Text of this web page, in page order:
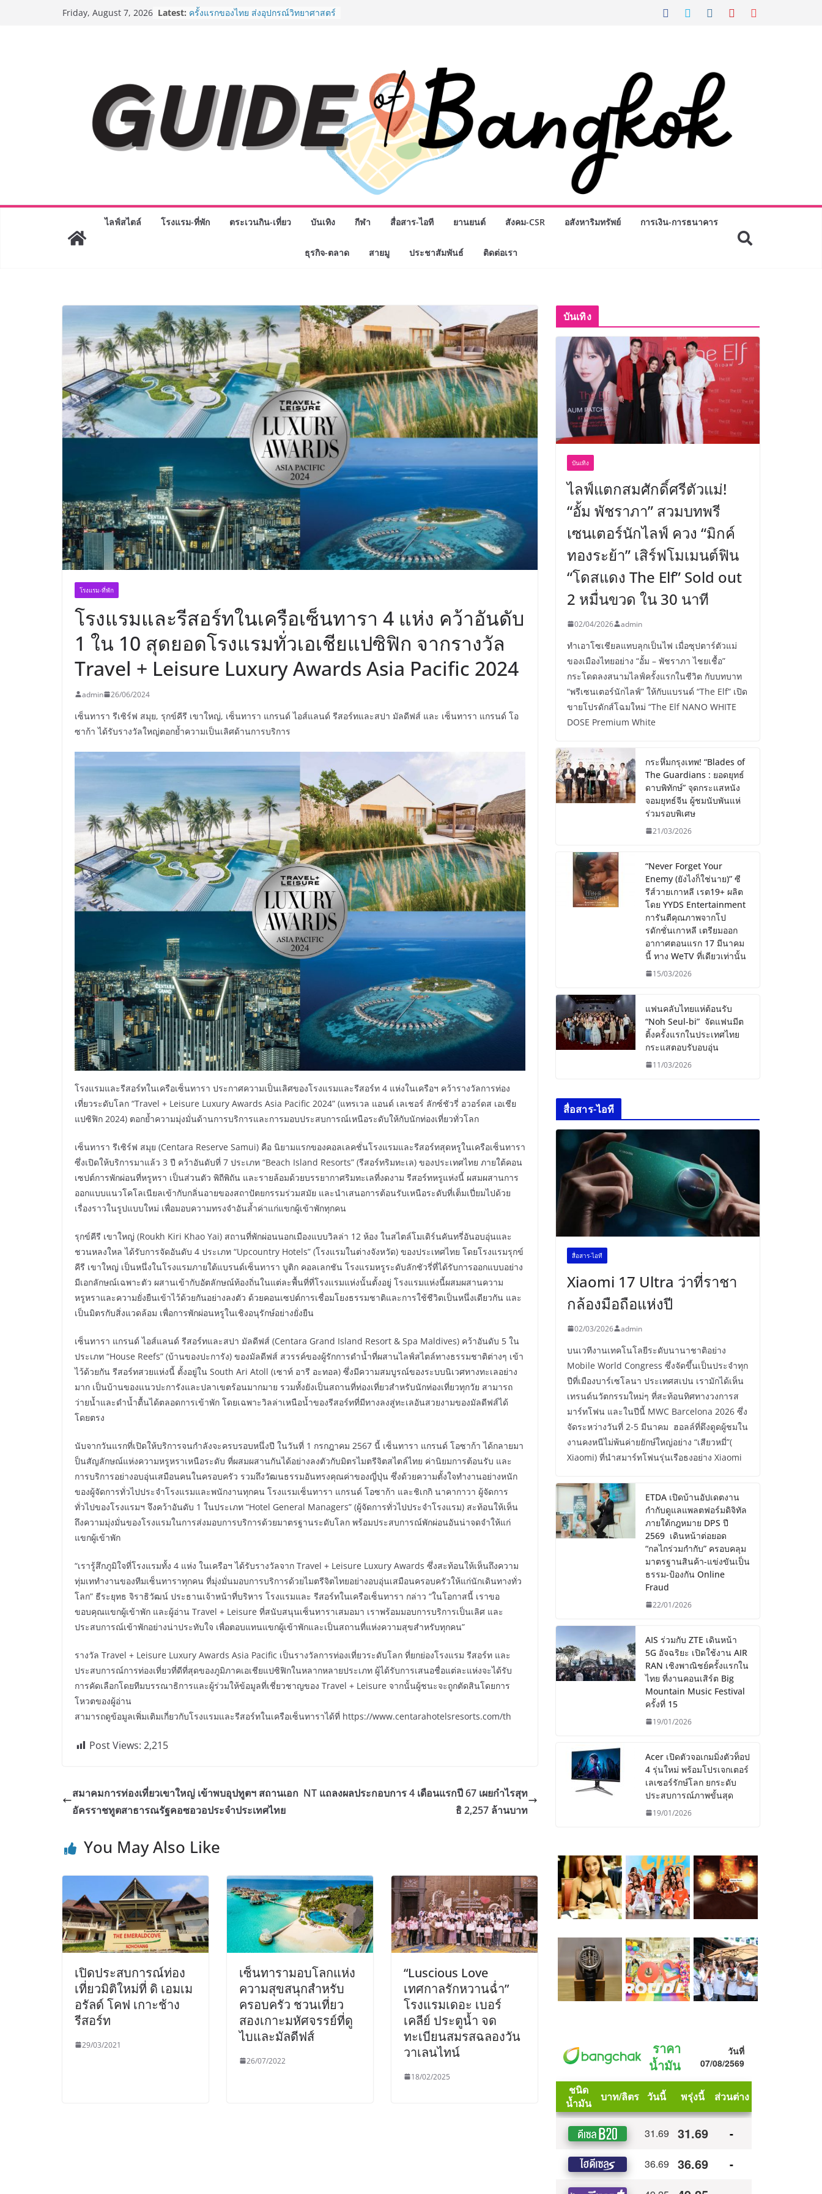
Friday, August 7, 2026 Latest:
“ตลาดดอกไม้สี่มุมเมือง” ศูนย์รวมดอกไม้
สด ดอกไม้ประดิษฐ์ พวงมาลัย และสังฆ
สำรวจดวงจันทร์ 24 สิงหาคมนี้
8.8 “ซูเลียน” รวมพลังนักธุรกิจทั่ว
ประเทศ จัดประชุมใหญ่แห่งปี พบ CEO
“ดร.ปิยะวัฒน์” ถ่ายทอดวิสัยทัศน์ธุรกิจ
พร้อมฟรีคอนเสิร์ต “โชค รถแห่” ยกวง
AirAsia X SEE FAH พันธมิตรทางธุรกิจ
BEDO เดินหน้าจัดกิจกรรมเจรจาธุรกิจ
“BIO TRADE CONNECT 2026” ยก
ระดับผลิตภัณฑ์ท้องถิ่นสู่ตลาดเชิง
ไลฟ์สไตล์ โรงแรม-ที่พัก ตระเวนกิน-เที่ยว บันเทิง กีฬา สื่อสาร-ไอที ยานยนต์ สังคม-CSR อสังหาริมทรัพย์ การเงิน-การธนาคาร
ธุรกิจ-ตลาด สายมู ประชาสัมพันธ์ ติดต่อเรา
โรงแรม-ที่พัก
โรงแรมและรีสอร์ทในเครือเซ็นทารา 4 แห่ง คว้าอันดับ
1 ใน 10 สุดยอดโรงแรมทั่วเอเชียแปซิฟิก จากรางวัล
Travel + Leisure Luxury Awards Asia Pacific 2024
admin 26/06/2024
เซ็นทารา รีเซิร์ฟ สมุย, รุกข์คีรี เขาใหญ่, เซ็นทารา แกรนด์ ไอส์แลนด์ รีสอร์ทและสปา มัลดีฟส์ และ เซ็นทารา แกรนด์ โอ
ซาก้า ได้รับรางวัลใหญ่ตอกย้ำความเป็นเลิศด้านการบริการ
โรงแรมและรีสอร์ทในเครือเซ็นทารา ประกาศความเป็นเลิศของโรงแรมและรีสอร์ท 4 แห่งในเครือฯ คว้ารางวัลการท่อง
เที่ยวระดับโลก “Travel + Leisure Luxury Awards Asia Pacific 2024” (แทรเวล แอนด์ เลเชอร์ ลักซ์ชัวรี่ อวอร์ดส เอเชีย
แปซิฟิก 2024) ตอกย้ำความมุ่งมั่นด้านการบริการและการมอบประสบการณ์เหนือระดับให้กับนักท่องเที่ยวทั่วโลก
เซ็นทารา รีเซิร์ฟ สมุย (Centara Reserve Samui) คือ นิยามแรกของคอลเลคชั่นโรงแรมและรีสอร์ทสุดหรูในเครือเซ็นทารา
ซึ่งเปิดให้บริการมาแล้ว 3 ปี คว้าอันดับที่ 7 ประเภท “Beach Island Resorts” (รีสอร์ทริมทะเล) ของประเทศไทย ภายใต้คอน
เซปต์การพักผ่อนที่หรูหรา เป็นส่วนตัว พิถีพิถัน และรายล้อมด้วยบรรยากาศริมทะเลที่งดงาม รีสอร์ทหรูแห่งนี้ ผสมผสานการ
ออกแบบแนวโคโลเนียลเข้ากับกลิ่นอายของสถาปัตยกรรมร่วมสมัย และนำเสนอการต้อนรับเหนือระดับที่เต็มเปี่ยมไปด้วย
เรื่องราวในรูปแบบใหม่ เพื่อมอบความทรงจำอันล้ำค่าแก่แขกผู้เข้าพักทุกคน
รุกข์คีรี เขาใหญ่ (Roukh Kiri Khao Yai) สถานที่พักผ่อนนอกเมืองแบบวิลล่า 12 ห้อง ในสไตล์โมเดิร์นคันทรี่อันอบอุ่นและ
ชวนหลงใหล ได้รับการจัดอันดับ 4 ประเภท “Upcountry Hotels” (โรงแรมในต่างจังหวัด) ของประเทศไทย โดยโรงแรมรุกข์
คีรี เขาใหญ่ เป็นหนึ่งในโรงแรมภายใต้แบรนด์เซ็นทารา บูติก คอลเลกชัน โรงแรมหรูระดับลักชัวรี่ที่ได้รับการออกแบบอย่าง
มีเอกลักษณ์เฉพาะตัว ผสานเข้ากับอัตลักษณ์ท้องถิ่นในแต่ละพื้นที่ที่โรงแรมแห่งนั้นตั้งอยู่ โรงแรมแห่งนี้ผสมผสานความ
หรูหราและความยั่งยืนเข้าไว้ด้วยกันอย่างลงตัว ด้วยคอนเซปต์การเชื่อมโยงธรรมชาติและการใช้ชีวิตเป็นหนึ่งเดียวกัน และ
เป็นมิตรกับสิ่งแวดล้อม เพื่อการพักผ่อนหรูในเชิงอนุรักษ์อย่างยั่งยืน
เซ็นทารา แกรนด์ ไอส์แลนด์ รีสอร์ทและสปา มัลดีฟส์ (Centara Grand Island Resort & Spa Maldives) คว้าอันดับ 5 ใน
ประเภท “House Reefs” (บ้านของปะการัง) ของมัลดีฟส์ สวรรค์ของผู้รักการดำน้ำที่ผสานไลฟ์สไตล์ทางธรรมชาติต่างๆ เข้า
ไว้ด้วยกัน รีสอร์ทสวยแห่งนี้ ตั้งอยู่ใน South Ari Atoll (เซาท์ อารี อะทอล) ซึ่งมีความสมบูรณ์ของระบบนิเวศทางทะเลอย่าง
มาก เป็นบ้านของแนวปะการังและปลาเขตร้อนมากมาย รวมทั้งยังเป็นสถานที่ท่องเที่ยวสำหรับนักท่องเที่ยวทุกวัย สามารถ
ว่ายน้ำและดำน้ำตื้นได้ตลอดการเข้าพัก โดยเฉพาะวิลล่าเหนือน้ำของรีสอร์ทที่มีทางลงสู่ทะเลอันสวยงามของมัลดีฟส์ได้
โดยตรง
นับจากวันแรกที่เปิดให้บริการจนกำลังจะครบรอบหนึ่งปี ในวันที่ 1 กรกฎาคม 2567 นี้ เซ็นทารา แกรนด์ โอซาก้า ได้กลายมา
ป็นสัญลักษณ์แห่งความหรูหราเหนือระดับ ที่ผสมผสานกันได้อย่างลงตัวกับมิตรไมตรีจิตสไตล์ไทย ค่านิยมการต้อนรับ และ
การบริการอย่างอบอุ่นเสมือนคนในครอบครัว รวมถึงวัฒนธรรมอันทรงคุณค่าของญี่ปุ่น ซึ่งด้วยความตั้งใจทำงานอย่างหนัก
ของผู้จัดการทั่วไปประจำโรงแรมและพนักงานทุกคน โรงแรมเซ็นทารา แกรนด์ โอซาก้า และชิเกกิ นาคากาวา ผู้จัดการ
ทั่วไปของโรงแรมฯ จึงคว้าอันดับ 1 ในประเภท “Hotel General Managers” (ผู้จัดการทั่วไปประจำโรงแรม) สะท้อนให้เห็น
ถึงความมุ่งมั่นของโรงแรมในการส่งมอบการบริการด้วยมาตรฐานระดับโลก พร้อมประสบการณ์พักผ่อนอันน่าจดจำให้แก่
แขกผู้เข้าพัก
“เรารู้สึกภูมิใจที่โรงแรมทั้ง 4 แห่ง ในเครือฯ ได้รับรางวัลจาก Travel + Leisure Luxury Awards ซึ่งสะท้อนให้เห็นถึงความ
ทุ่มเททำงานของทีมเซ็นทาราทุกคน ที่มุ่งมั่นมอบการบริการด้วยไมตรีจิตไทยอย่างอบอุ่นเสมือนครอบครัวให้แก่นักเดินทางทั่ว
โลก” ธีระยุทธ จิราธิวัฒน์ ประธานเจ้าหน้าที่บริหาร โรงแรมและ รีสอร์ทในเครือเซ็นทารา กล่าว “ในโอกาสนี้ เราขอ
ขอบคุณแขกผู้เข้าพัก และผู้อ่าน Travel + Leisure ที่สนับสนุนเซ็นทาราเสมอมา เราพร้อมมอบการบริการเป็นเลิศ และ
ประสบการณ์เข้าพักอย่างน่าประทับใจ เพื่อตอบแทนแขกผู้เข้าพักและเป็นสถานที่แห่งความสุขสำหรับทุกคน”
รางวัล Travel + Leisure Luxury Awards Asia Pacific เป็นรางวัลการท่องเที่ยวระดับโลก ที่ยกย่องโรงแรม รีสอร์ท และ
ประสบการณ์การท่องเที่ยวที่ดีที่สุดของภูมิภาคเอเชียแปซิฟิกในหลากหลายประเภท ผู้ได้รับการเสนอชื่อแต่ละแห่งจะได้รับ
การคัดเลือกโดยทีมบรรณาธิการและผู้ร่วมให้ข้อมูลที่เชี่ยวชาญของ Travel + Leisure จากนั้นผู้ชนะจะถูกตัดสินโดยการ
โหวตของผู้อ่าน
สามารถดูข้อมูลเพิ่มเติมเกี่ยวกับโรงแรมและรีสอร์ทในเครือเซ็นทาราได้ที่ https://www.centarahotelsresorts.com/th
Post Views: 2,215
สมาคมการท่องเที่ยวเขาใหญ่ เข้าพบอุปทูตฯ สถานเอก
อัครราชทูตสาธารณรัฐคอซอวอประจำประเทศไทย
NT แถลงผลประกอบการ 4 เดือนแรกปี 67 เผยกำไรสุท
ธิ 2,257 ล้านบาท
You May Also Like
เปิดประสบการณ์ท่อง
เที่ยวมิติใหม่ที่ ดิ เอมเม
อรัลด์ โคฟ เกาะช้าง
รีสอร์ท
29/03/2021
เซ็นทารามอบโลกแห่ง
ความสุขสนุกสำหรับ
ครอบครัว ชวนเที่ยว
สองเกาะมหัศจรรย์ที่ดู
ไบและมัลดีฟส์
26/07/2022
“Luscious Love
เทศกาลรักหวานฉ่ำ”
โรงแรมเดอะ เบอร์
เคลีย์ ประตูน้ำ จด
ทะเบียนสมรสฉลองวัน
วาเลนไทน์
18/02/2025
บันเทิง
บันเทิง
ไลฟ์แตกสมศักดิ์ศรีตัวแม่!
“อั้ม พัชราภา” สวมบทพรี
เซนเตอร์นักไลฟ์ ควง “มิกค์
ทองระย้า” เสิร์ฟโมเมนต์ฟิน
“โดสแดง The Elf” Sold out
2 หมื่นขวด ใน 30 นาที
02/04/2026 admin
ทำเอาโซเชียลแทบลุกเป็นไฟ เมื่อซุปตาร์ตัวแม่
ของเมืองไทยอย่าง “อั้ม – พัชราภา ไชยเชื้อ”
กระโดดลงสนามไลฟ์ครั้งแรกในชีวิต กับบทบาท
“พรีเซนเตอร์นักไลฟ์” ให้กับแบรนด์ “The Elf” เปิด
ขายโปรดักส์โฉมใหม่ “The Elf NANO WHITE
DOSE Premium White
กระหึ่มกรุงเทพ! “Blades of
The Guardians : ยอดยุทธ์
ดาบพิทักษ์” จุดกระแสหนัง
จอมยุทธ์จีน ผู้ชมนับพันแห่
ร่วมรอบพิเศษ
21/03/2026
“Never Forget Your
Enemy (ยังไงก็ใช่นาย)” ซี
รีส์วายเกาหลี เรต19+ ผลิต
โดย YYDS Entertainment
การันตีคุณภาพจากโป
รดักชั่นเกาหลี เตรียมออก
อากาศตอนแรก 17 มีนาคม
นี้ ทาง WeTV ที่เดียวเท่านั้น
15/03/2026
แฟนคลับไทยแห่ต้อนรับ
“Noh Seul-bi” จัดแฟนมีต
ติ้งครั้งแรกในประเทศไทย
กระแสตอบรับอบอุ่น
11/03/2026
สื่อสาร-ไอที
สื่อสาร-ไอที
Xiaomi 17 Ultra ว่าที่ราชา
กล้องมือถือแห่งปี
02/03/2026 admin
บนเวทีงานเทคโนโลยีระดับนานาชาติอย่าง
Mobile World Congress ซึ่งจัดขึ้นเป็นประจำทุก
ปีที่เมืองบาร์เซโลนา ประเทศสเปน เรามักได้เห็น
เทรนด์นวัตกรรมใหม่ๆ ที่สะท้อนทิศทางวงการส
มาร์ทโฟน และในปีนี้ MWC Barcelona 2026 ซึ่ง
จัดระหว่างวันที่ 2-5 มีนาคม ฮอลล์ที่ดึงดูดผู้ชมใน
งานคงหนีไม่พ้นค่ายยักษ์ใหญ่อย่าง “เสียวหมี่”(
Xiaomi) ที่นำสมาร์ทโฟนรุ่นเรือธงอย่าง Xiaomi
ETDA เปิดบ้านอัปเดตงาน
กำกับดูแลแพลตฟอร์มดิจิทัล
ภายใต้กฎหมาย DPS ปี
2569 เดินหน้าต่อยอด
“กลไกร่วมกำกับ” ครอบคลุม
มาตรฐานสินค้า-แข่งขันเป็น
ธรรม-ป้องกัน Online
Fraud
22/01/2026
AIS ร่วมกับ ZTE เดินหน้า
5G อัจฉริยะ เปิดใช้งาน AIR
RAN เชิงพาณิชย์ครั้งแรกใน
ไทย ที่งานคอนเสิร์ต Big
Mountain Music Festival
ครั้งที่ 15
19/01/2026
Acer เปิดตัวจอเกมมิ่งตัวท็อป
4 รุ่นใหม่ พร้อมโปรเจกเตอร์
เลเซอร์รักษ์โลก ยกระดับ
ประสบการณ์ภาพขั้นสุด
19/01/2026